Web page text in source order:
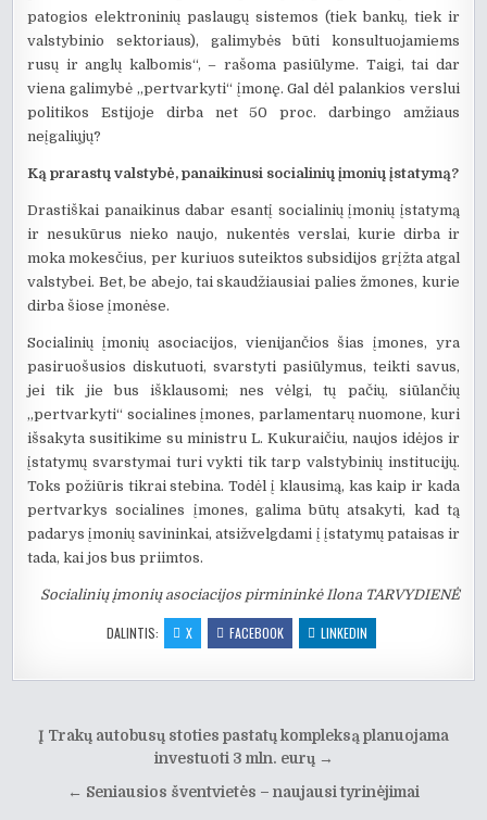
patogios elektroninių paslaugų sistemos (tiek bankų, tiek ir
valstybinio sektoriaus), galimybės būti konsultuojamiems
rusų ir anglų kalbomis“, – rašoma pasiūlyme. Taigi, tai dar
viena galimybė „pertvarkyti“ įmonę. Gal dėl palankios verslui
politikos Estijoje dirba net 50 proc. darbingo amžiaus
neįgaliųjų?
Ką prarastų valstybė, panaikinusi socialinių įmonių įstatymą?
Drastiškai panaikinus dabar esantį socialinių įmonių įstatymą
ir nesukūrus nieko naujo, nukentės verslai, kurie dirba ir
moka mokesčius, per kuriuos suteiktos subsidijos grįžta atgal
valstybei. Bet, be abejo, tai skaudžiausiai palies žmones, kurie
dirba šiose įmonėse.
Socialinių įmonių asociacijos, vienijančios šias įmones, yra
pasiruošusios diskutuoti, svarstyti pasiūlymus, teikti savus,
jei tik jie bus išklausomi; nes vėlgi, tų pačių, siūlančių
„pertvarkyti“ socialines įmones, parlamentarų nuomone, kuri
išsakyta susitikime su ministru L. Kukuraičiu, naujos idėjos ir
įstatymų svarstymai turi vykti tik tarp valstybinių institucijų.
Toks požiūris tikrai stebina. Todėl į klausimą, kas kaip ir kada
pertvarkys socialines įmones, galima būtų atsakyti, kad tą
padarys įmonių savininkai, atsižvelgdami į įstatymų pataisas ir
tada, kai jos bus priimtos.
Socialinių įmonių asociacijos pirmininkė Ilona TARVYDIENĖ
DALINTIS: X FACEBOOK LINKEDIN
Navigacija
įrašų
Į Trakų autobusų stoties pastatų kompleksą planuojama
investuoti 3 mln. eurų →
← Seniausios šventvietės – naujausi tyrinėjimai